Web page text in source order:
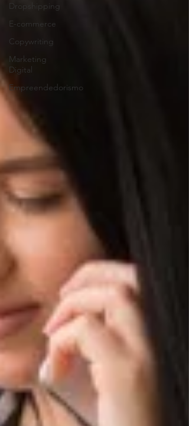
Dropshipping
E-commerce
Copywriting
Marketing
Digital
Empreendedorismo